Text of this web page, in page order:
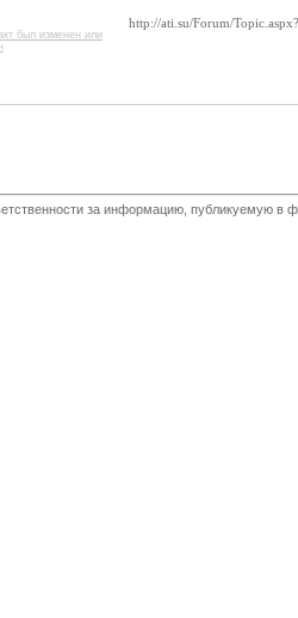
был изменен или
http://ati.su/Forum/
за информацию, публикуемую